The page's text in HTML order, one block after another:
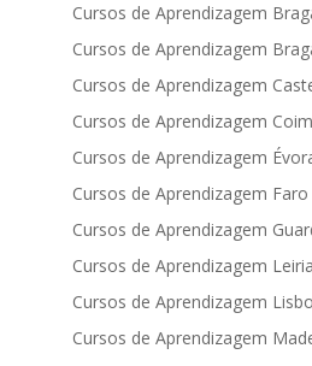
Cursos de Aprendizagem
Cursos de Aprendizagem
Cursos de Aprendizagem
Cursos de Aprendizagem
Cursos de Aprendizagem
Cursos de Aprendizagem Faro
Cursos de Aprendizagem
Cursos de Aprendizagem Leiria
Cursos de Aprendizagem
Cursos de Aprendizagem